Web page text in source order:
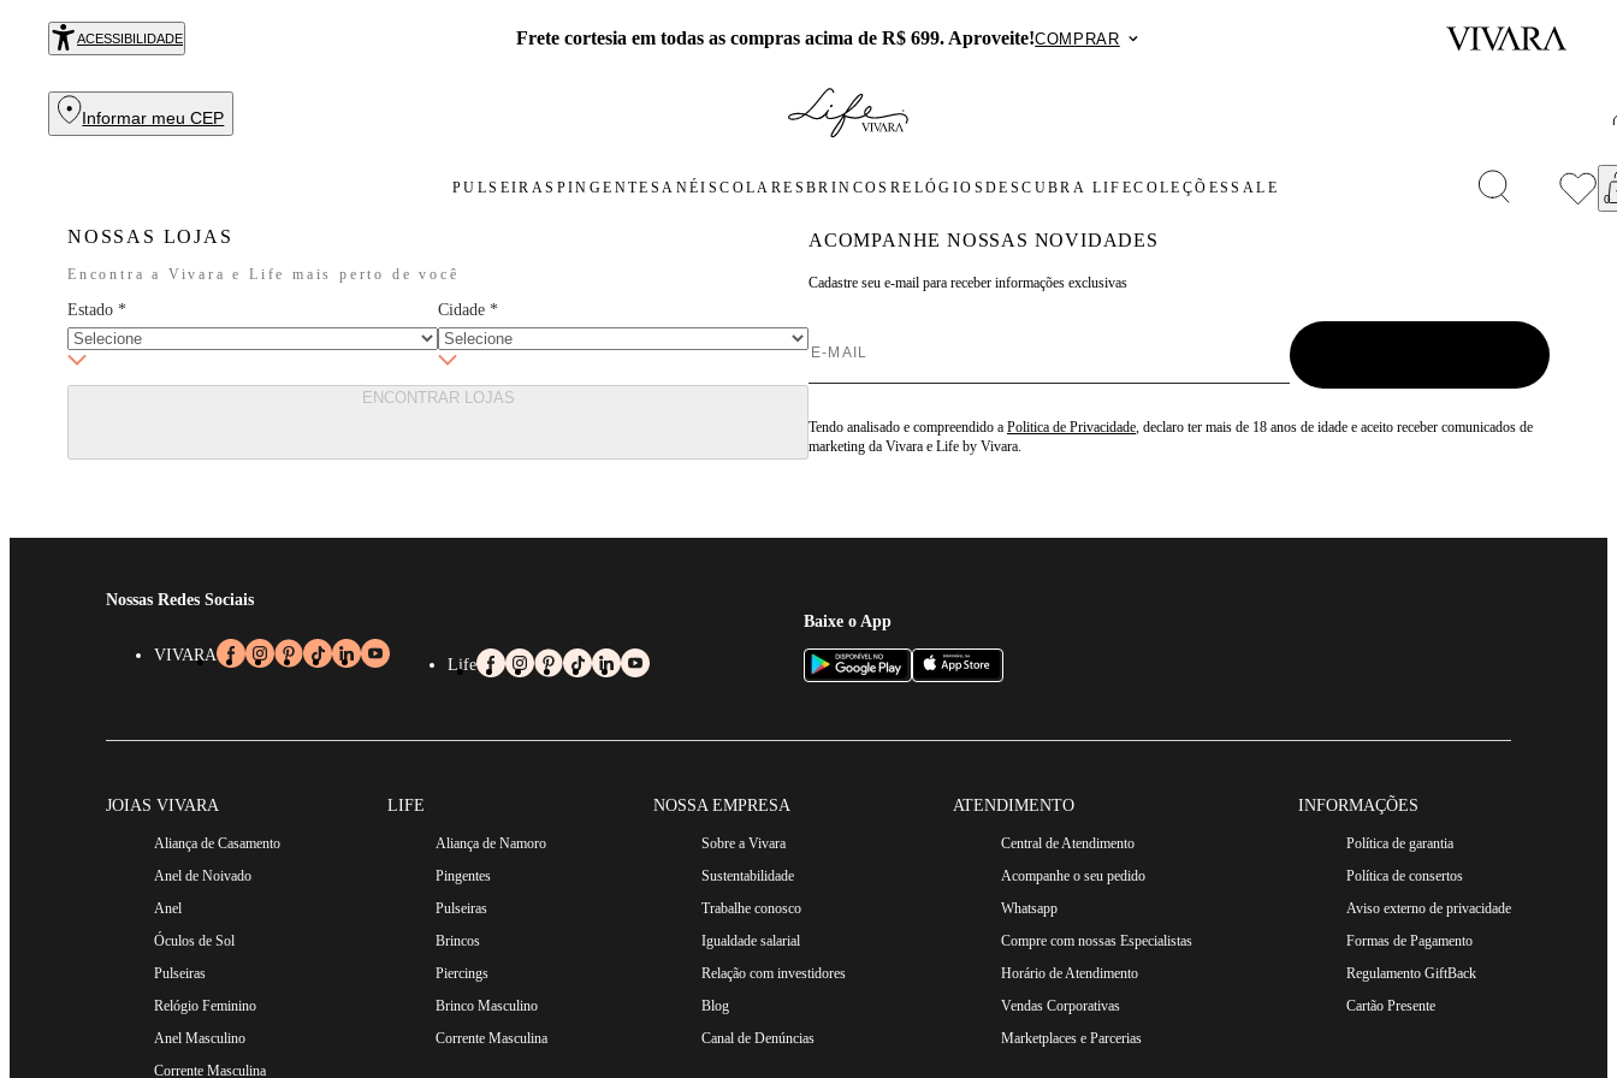
ACESSIBILIDADE
R$ 699. Aproveite!COMPRAR Exclusivo no APP: 15% Off na primeira compra com o cupom PRESENTEAPP. COMPRAR
Informar meu CEP
PULSEIRAS PINGENTESANÉISCOLARES BRINCOS RELÓGIOSDESCUBRA LIFECOLEÇÕESSALE
NOSSAS LOJAS
Encontra a Vivara e Life mais perto de você
Estado * Cidade *
ENCONTRAR LOJAS
ACOMPANHE NOSSAS NOVIDADES
Cadastre seu e-mail para receber informações exclusivas
Tendo analisado e compreendido a Politica de Privacidade, declaro ter mais de 18 anos de idade e aceito receber comunicados de
marketing da Vivara e Life by Vivara.
Nossas Redes Sociais
VIVARA
Life
Baixe o App
JOIAS VIVARA
Aliança de Casamento
Anel de Noivado
Anel
Óculos de Sol
Pulseiras
Relógio Feminino
Anel Masculino
Corrente Masculina
LIFE
Aliança de Namoro
Pingentes
Pulseiras
Brincos
Piercings
Brinco Masculino
Corrente Masculina
NOSSA EMPRESA
Sobre a Vivara
Sustentabilidade
Trabalhe conosco
Igualdade salarial
Relação com investidores
Blog
Canal de Denúncias
ATENDIMENTO
Central de Atendimento
Acompanhe o seu pedido
Whatsapp
Compre com nossas Especialistas
Horário de Atendimento
Vendas Corporativas
Marketplaces e Parcerias
INFORMAÇÕES
Política de garantia
Política de consertos
Aviso externo de privacidade
Formas de Pagamento
Regulamento GiftBack
Cartão Presente